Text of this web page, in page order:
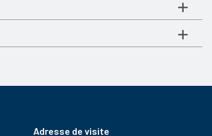
Adresse de visite